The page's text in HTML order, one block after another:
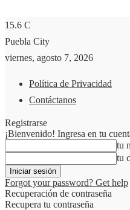
15.6 C
Puebla City
viernes, agosto 7, 2026
Política de Privacidad
Contáctanos
Registrarse
¡Bienvenido! Ingresa en tu
tu
tu
Forgot your password? Get help
Recuperación de contraseña
Recupera tu contraseña